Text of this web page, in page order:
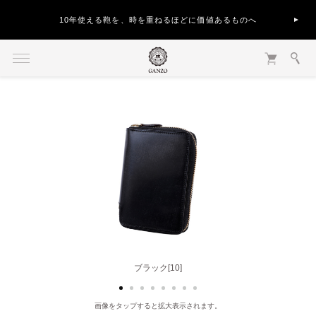
10年使える鞄を、時を重ねるほどに価値あるものへ
ブラック[10]
ダークブラウン[56]
画像をタップすると拡大表示されます。